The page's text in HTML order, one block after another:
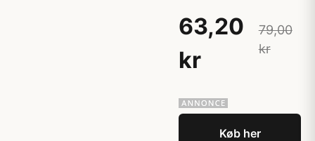
63,20
kr
79,00
kr
Køb her